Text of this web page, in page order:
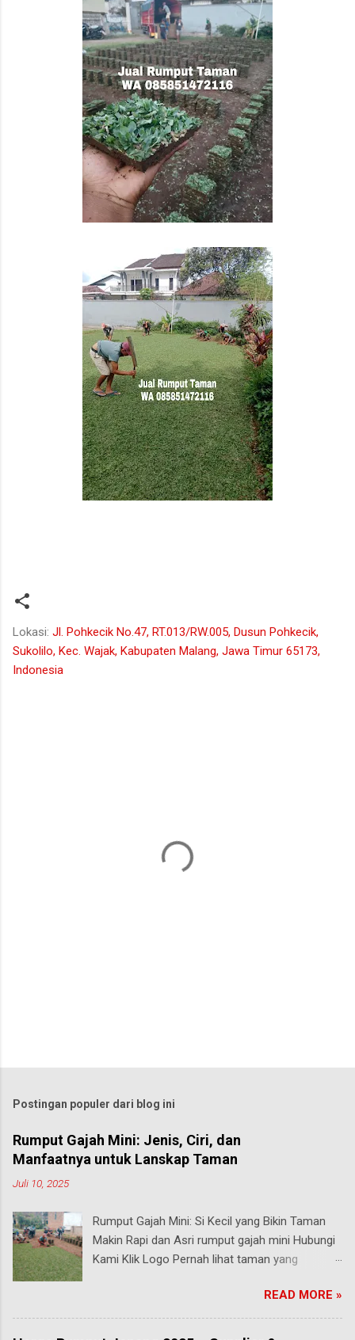
Lokasi: Jl. Pohkecik No.47, RT.013/RW.005, Dusun Pohkecik,
Sukolilo, Kec. Wajak, Kabupaten Malang, Jawa Timur 65173,
Indonesia
Postingan populer dari blog ini
Rumput Gajah Mini: Jenis, Ciri, dan
Manfaatnya untuk Lanskap Taman
Juli 10, 2025
Rumput Gajah Mini: Si Kecil yang Bikin Taman
Makin Rapi dan Asri rumput gajah mini Hubungi
Kami Klik Logo Pernah lihat taman yang
segar walau sering diinjak? Bisa jadi itu adalah
rumput gajah mini , salah satu jenis rumput
paling populer di Indonesia, terutama buat
READ MORE »